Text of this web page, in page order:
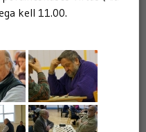
kell 11.00.